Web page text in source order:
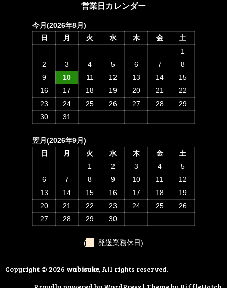
営業日カレンダー
今月(2026年8月)
日
月 火 水 木 金
土
1
2
3 4 5 6 7
8
9
10 11 12 13 14
15
16
17 18 19 20 21
22
23
24 25 26 27 28
29
30
31
翌月(2026年9月)
日
月 火 水 木 金
土
1
2 3 4
5
6
7 8 9 10 11
12
13
14 15 16 17 18
19
20
21 22 23 24 25
26
27
28 29 30
( 発送業務休日)
Copyright © 2026 wabisuke, All rights reserved.